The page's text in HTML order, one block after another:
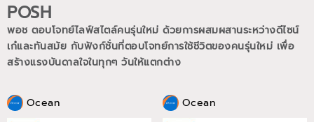
POSH
พอช ตอบโจทย์ไลฟ์สไตล์คนรุ่นใหม่ ด้วยการผสมผสานระหว่างดีไซน์
เก๋และทันสมัย กับฟังก์ชั่นที่ตอบโจทย์การใช้ชีวิตของคนรุ่นใหม่ เพื่อ
สร้างแรงบันดาลใจในทุกๆ วันให้แตกต่าง
Ocean Ocean